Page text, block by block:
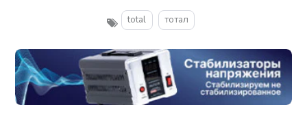
total тотал